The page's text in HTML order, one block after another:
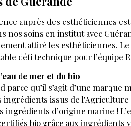
MAI 2025 MARQUES